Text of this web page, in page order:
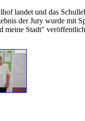
landet und das
der Jury wurde mit
meine Stadt"